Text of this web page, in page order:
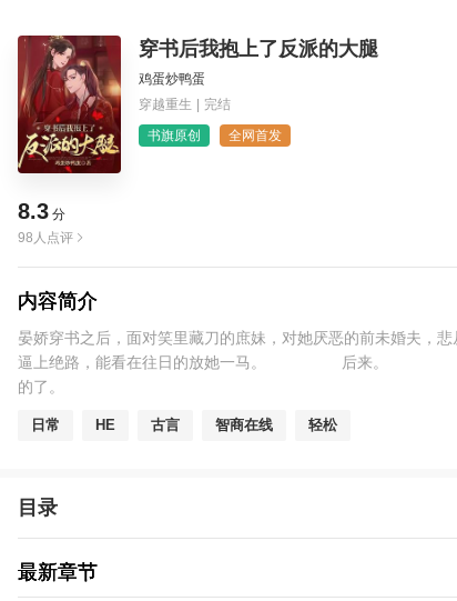
穿书后我抱上了反派的大腿
鸡蛋炒鸭蛋
穿越重生 | 完结
书旗原创 全网首发
8.3 分
98人点评
内容简介
晏娇穿书之后，面对笑里藏刀的庶妹，对她厌恶的前未
逼上绝路，能看在往日的放她一马。 后来。 少年
的了。
日常 HE 古言 智商在线 轻松
目录
最新章节